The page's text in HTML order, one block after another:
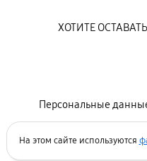
Персональные
ХОТИТЕ
На этом сайте используются